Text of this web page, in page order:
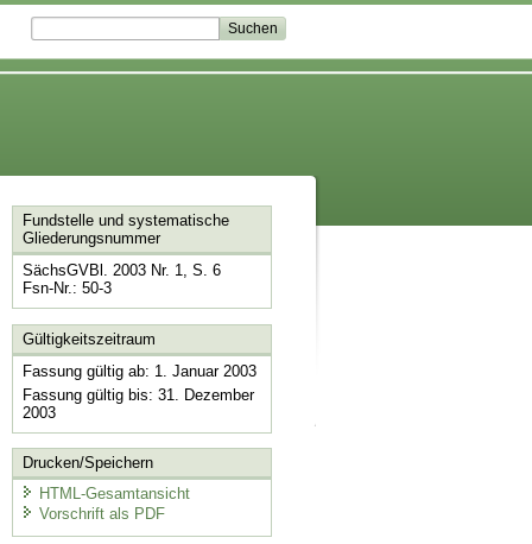
Fundstelle und systematische
Gliederungsnummer
SächsGVBl. 2003 Nr. 1, S. 6
Fsn-Nr.: 50-3
Gültigkeitszeitraum
Fassung gültig ab: 1. Januar 2003
Fassung gültig bis: 31. Dezember
2003
Drucken/Speichern
HTML-Gesamtansicht
Vorschrift als PDF